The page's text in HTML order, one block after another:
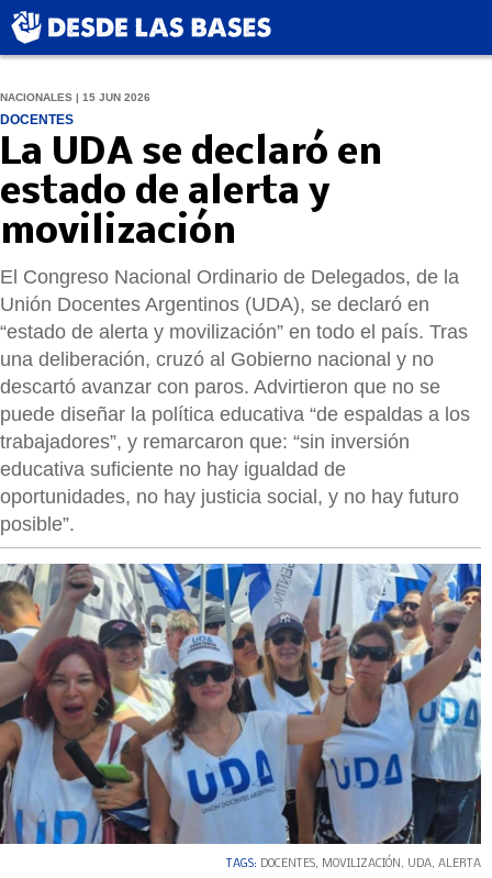
NACIONALES | 15 JUN 2026
DOCENTES
La UDA se declaró en
estado de alerta y
movilización
El Congreso Nacional Ordinario de Delegados, de la
Unión Docentes Argentinos (UDA), se declaró en
“estado de alerta y movilización” en todo el país. Tras
una deliberación, cruzó al Gobierno nacional y no
descartó avanzar con paros. Advirtieron que no se
puede diseñar la política educativa “de espaldas a los
trabajadores”, y remarcaron que: “sin inversión
educativa suficiente no hay igualdad de
oportunidades, no hay justicia social, y no hay futuro
posible”.
TAGS: DOCENTES, MOVILIZACIÓN , UDA, ALERTA